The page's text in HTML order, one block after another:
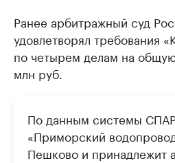
Ранее арбитражный суд
удовлетворял требования
по четырем делам на
млн руб.
По данным системы
«Приморский
Пешково и принадлежит